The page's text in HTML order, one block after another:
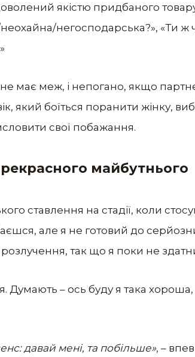
якістю придбаного
негосподарська?», «Ти
має меж, і непогано, якщо
який боїться поранити жінку,
свої побажання.
майбутнього
ставлення на стадії, коли
але я не готовий до
так що я поки не
Думають – ось буду я така
давай мені, та побільше», –